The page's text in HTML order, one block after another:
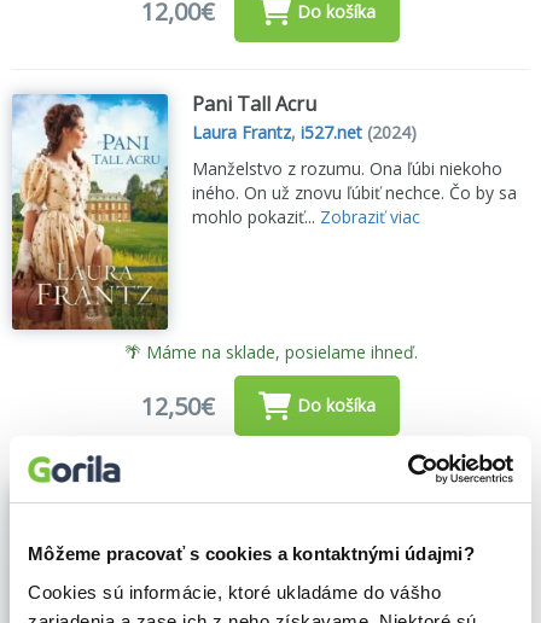
Môžeme pracovať s cookies a kontaktnými údajmi?
Cookies sú informácie, ktoré ukladáme do vášho
12,00€ Do košíka
Pani Tall Acru
Laura Frantz,i527.net (2024)
Manželstvo z rozumu. Ona ľúbi niekoho
iného. On už znovu ľúbiť nechce. Čo by sa
mohlo pokaziť... Zobraziť viac
🌴 Máme na sklade, posielame ihneď.
12,50€ Do košíka
Na druhom brehu
Cesta k pravej láske sa skrýva medzi
rodinami dvoch zakladateľov Pittsburghu.
Na jar 1822 sa Ellie Ballantyneová